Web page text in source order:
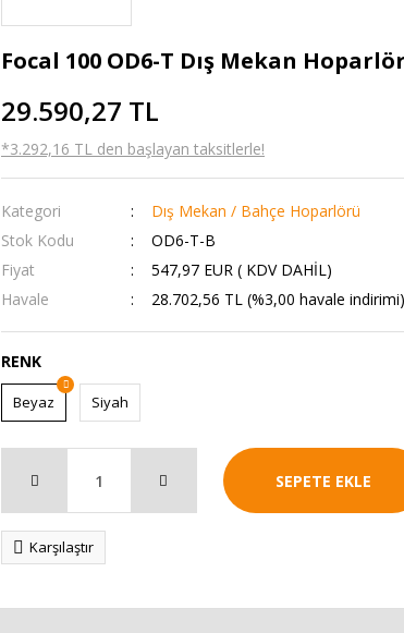
Focal 100 OD6-T Dış Mekan
29.590,27 TL
*3.292,16 TL den başlayan taksitlerle!
Kategori
Dış Mekan / Bahçe Hoparlörü
Stok Kodu
OD6-T-B
Fiyat
547,97 EUR ( KDV DAHİL)
Havale
28.702,56 TL (%3,00 havale indirimi)
RENK
Beyaz Siyah
SEPETE EKLE
Karşılaştır